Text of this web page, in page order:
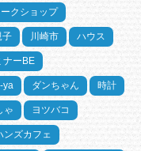
クショップ
子 川崎市 ハウス
ナーBE
ya ダンちゃん 時計
ゃ ヨツバコ
ンズカフェ